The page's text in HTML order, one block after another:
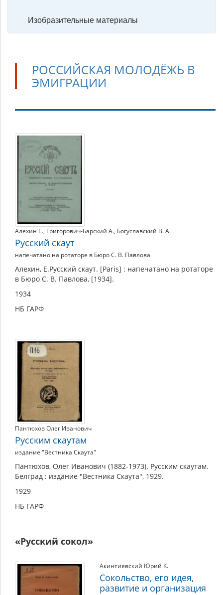
Изобразительные материалы
РОССИЙСКАЯ МОЛОДЁЖЬ В
ЭМИГРАЦИИ
Российская
молодёжь
эмиграции
Алехин Е., Григорович-Барский А., Богуславский В. А.
Русский скаут
напечатано на ротаторе в Бюро С. В. Павлова
Алехин, Е.Русский скаут. [Paris] : напечатано на ротаторе
в Бюро С. В. Павлова, [1934].
1934
НБ ГАРФ
Пантюхов Олег Иванович
Русским скаутам
издание "Вестника Скаута"
Пантюхов, Олег Иванович (1882-1973). Русским скаутам.
Белград : издание "Вестника Скаута", 1929.
1929
НБ ГАРФ
«Русский сокол»
Акинтиевский Юрий К.
Сокольство, его идея,
развитие и организация